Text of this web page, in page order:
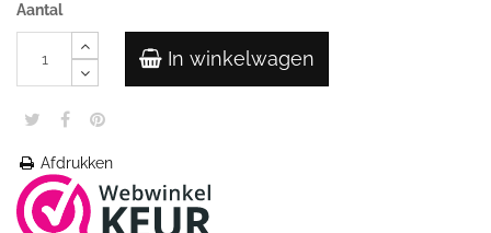
Aantal
In winkelwagen
Afdrukken